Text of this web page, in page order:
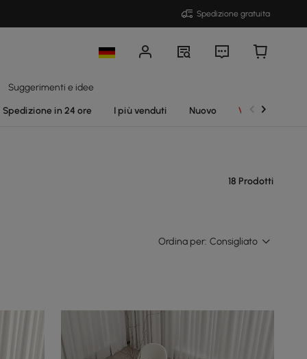
Spedizione gratuita
Suggerimenti e idee
Spedizione in 24 ore I più venduti Nuovo Vendite
18 Prodotti
Ordina per: Consigliato